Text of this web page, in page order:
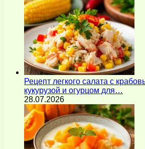
Рецепт легкого салата с
кукурузой и огурцом для…
28.07.2026